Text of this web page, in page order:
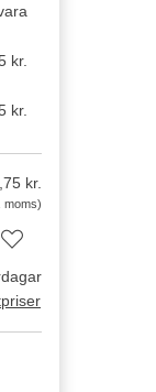
kr.
kr.
kr.
moms)